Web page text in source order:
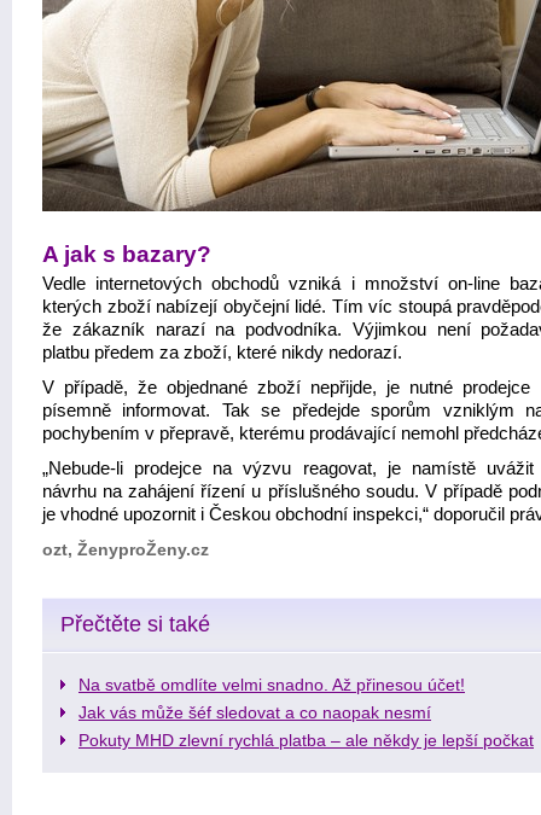
A jak s bazary?
Vedle internetových obchodů vzniká i množství on-line
kterých zboží nabízejí obyčejní lidé. Tím víc stoupá
že zákazník narazí na podvodníka. Výjimkou není
platbu předem za zboží, které nikdy nedorazí.
V případě, že objednané zboží nepřijde, je nutné prodejce
písemně informovat. Tak se předejde sporům vzniklým
pochybením v přepravě, kterému prodávající nemohl
„Nebude-li prodejce na výzvu reagovat, je namístě uvážit
návrhu na zahájení řízení u příslušného soudu. V případě
je vhodné upozornit i Českou obchodní inspekci,“ doporučil
ozt, ŽenyproŽeny.cz
Přečtěte si také
Na svatbě omdlíte velmi snadno. Až přinesou účet!
Jak vás může šéf sledovat a co naopak nesmí
Pokuty MHD zlevní rychlá platba – ale někdy je lepší počkat